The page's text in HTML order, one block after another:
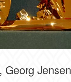
Georg Jensen